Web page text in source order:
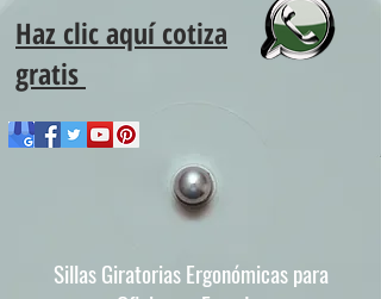
Haz clic aquí cotiza
gratis
Sillas Giratorias Ergonómicas para